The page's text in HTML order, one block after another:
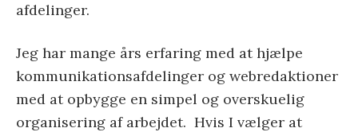
afdelinger.
Jeg har mange års erfaring med at hjælpe
kommunikationsafdelinger og webredaktioner
med at opbygge en simpel og overskuelig
organisering af arbejdet. Hvis I vælger at